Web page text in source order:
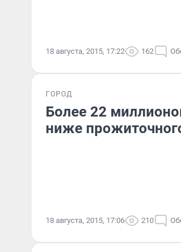
18 августа, 2015, 17:22 162
ГОРОД
Более 22
ниже
18 августа, 2015, 17:06 210